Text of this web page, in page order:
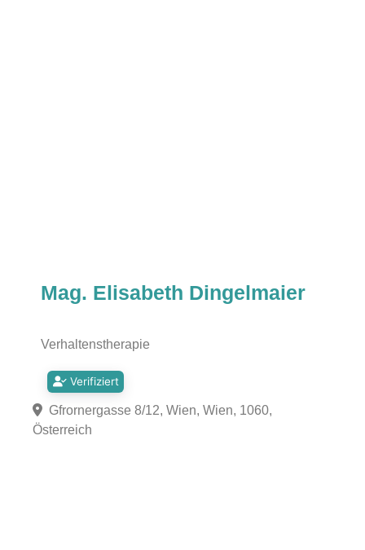
Mag. Elisabeth Dingelmaier
Verhaltenstherapie
Verifiziert
Gfrornergasse 8/12, Wien, Wien, 1060,
Österreich